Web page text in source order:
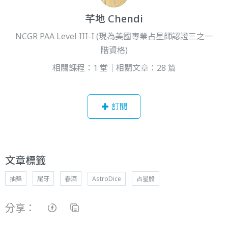
芊地 Chendi
NCGR PAA Level III-I (現為美國專業占星師認證三之一
階資格)
相關課程：1 堂｜相關文章：28 篇
訂閱
文章標籤
抽獎 尾牙 春酒 AstroDice 占星骰
分享：